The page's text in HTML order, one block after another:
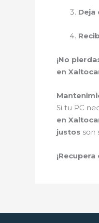
Deja
¡No
en
Si tu PC
en
justos son